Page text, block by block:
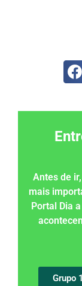
Antes de
mais
Portal Dia
Grupo 1